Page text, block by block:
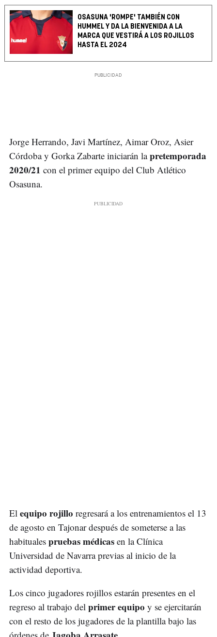
OSASUNA 'ROMPE' TAMBIÉN CON
HUMMEL Y DA LA BIENVENIDA A LA
MARCA QUE VESTIRÁ A LOS ROJILLOS
HASTA EL 2024
Jorge Herrando, Javi Martínez, Aimar Oroz, Asier
Córdoba y Gorka Zabarte iniciarán lapretemporada
2020/21 con el primer equipo del Club Atlético
Osasuna.
El equipo rojillo regresará a los entrenamientos el 13
de agosto en Tajonar después de someterse a las
habituales pruebas médicas en la Clínica
Universidad de Navarra previas al inicio de la
actividad deportiva.
Los cinco jugadores rojillos estarán presentes en el
regreso al trabajo del primer equipo y se ejercitarán
con el resto de los jugadores de la plantilla bajo las